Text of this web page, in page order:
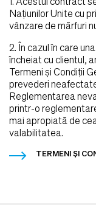
1. Acestui contract
Naţiunilor Unite cu
vânzare de mărfuri
2. În cazul în care
încheiat cu clientul,
Termeni şi Condiţii
prevederi
Reglementarea
printr-o
mai apropiată de
valabilitatea.
TERMENI ŞI